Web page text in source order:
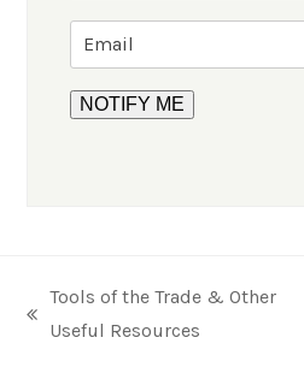
previous
Tools of the Trade & Other
Useful Resources